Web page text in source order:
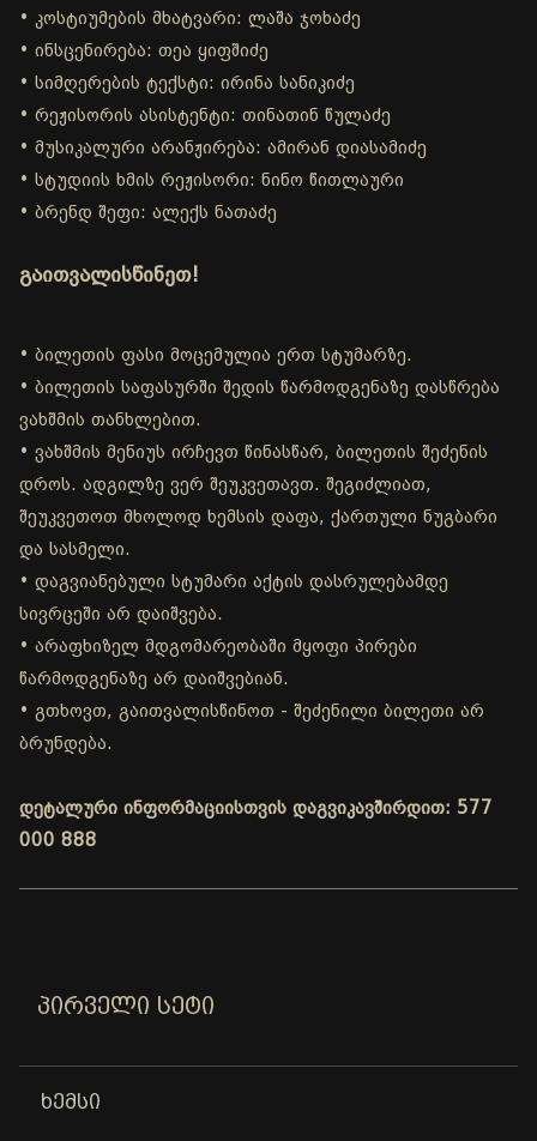
• კოსტიუმების მხატვარი: ლაშა ჯოხაძე
• ინსცენირება: თეა ყიფშიძე
• სიმღერების ტექსტი: ირინა სანიკიძე
• რეჟისორის ასისტენტი: თინათინ წულაძე
• მუსიკალური არანჟირება: ამირან დიასამიძე
• სტუდიის ხმის რეჟისორი: ნინო წითლაური
• ბრენდ შეფი: ალექს ნათაძე
გაითვალისწინეთ!
• ბილეთის ფასი მოცემულია ერთ სტუმარზე.
• ბილეთის საფასურში შედის წარმოდგენაზე დასწრება
ვახშმის თანხლებით.
• ვახშმის მენიუს ირჩევთ წინასწარ, ბილეთის შეძენის
დროს. ადგილზე ვერ შეუკვეთავთ. შეგიძლიათ,
შეუკვეთოთ მხოლოდ ხემსის დაფა, ქართული ნუგბარი
და სასმელი.
• დაგვიანებული სტუმარი აქტის დასრულებამდე
სივრცეში არ დაიშვება.
• არაფხიზელ მდგომარეობაში მყოფი პირები
წარმოდგენაზე არ დაიშვებიან.
• გთხოვთ, გაითვალისწინოთ - შეძენილი ბილეთი არ
ბრუნდება.
დეტალური ინფორმაციისთვის დაგვიკავშირდით: 577
000 888
ᲞᲘᲠᲕᲔᲚᲘ ᲡᲔᲢᲘ
ᲮᲔᲛᲡᲘ